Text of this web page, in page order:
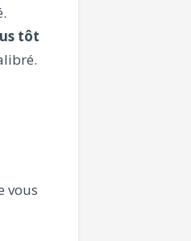
tôt
vous